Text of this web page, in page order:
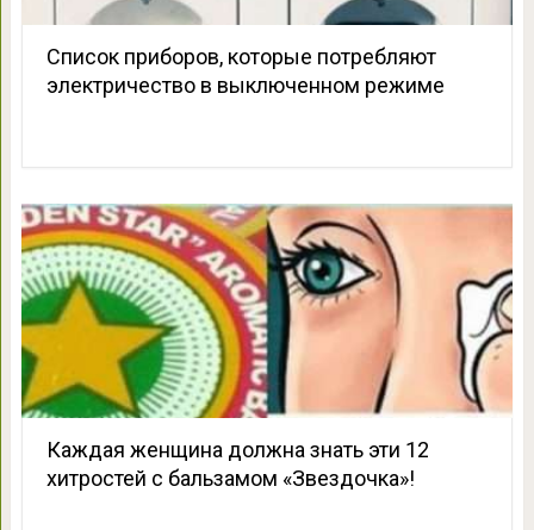
Список приборов, которые потребляют
электричество в выключенном режиме
Каждая женщина должна знать эти 12
хитростей с бальзамом «Звездочка»!